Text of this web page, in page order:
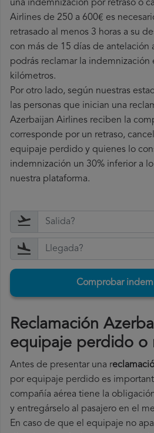
una indemnización por retraso o
Airlines de 250 a 600€ es
retrasado al menos 3 horas a su
con más de 15 días de antelación
podrás reclamar la indemnización
kilómetros.
Por otro lado, según nuestras
las personas que inician una
Azerbaijan Airlines reciben la
corresponde por un retraso,
equipaje perdido y quienes lo
indemnización un 30% inferior a
nuestra plataforma.
Comprobar
Reclamación
equipaje perdido o
Antes de presentar una r
por equipaje perdido es
compañía aérea tiene la
y entregárselo al pasajero en el
En caso de que el equipaje no